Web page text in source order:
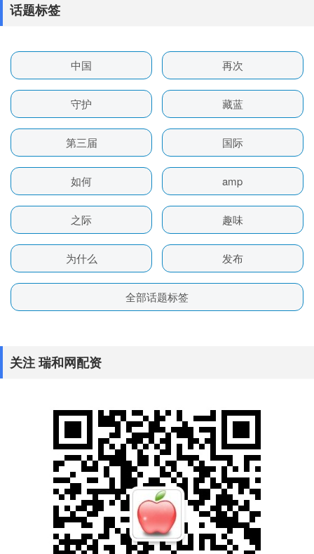
话题标签
中国 再次
守护 藏蓝
第三届 国际
如何 amp
之际 趣味
为什么 发布
全部话题标签
关注 瑞和网配资